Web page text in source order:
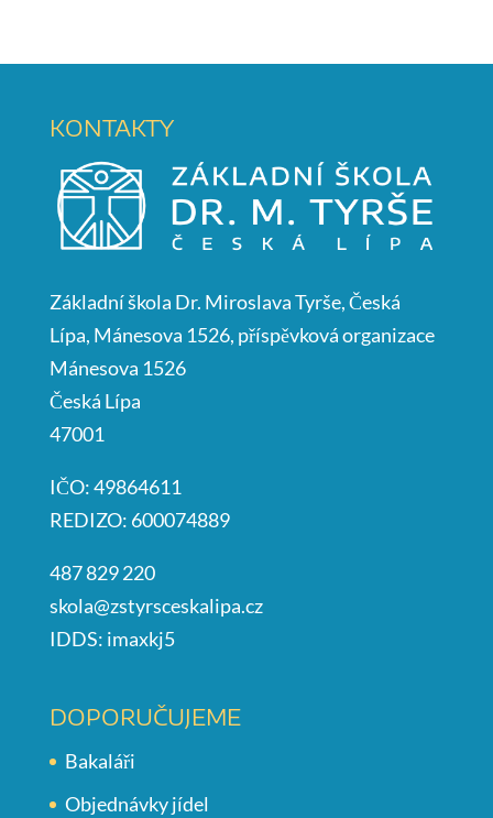
KONTAKTY
Základní škola Dr. Miroslava Tyrše, Česká
Lípa, Mánesova 1526, příspěvková organizace
Mánesova 1526
Česká Lípa
47001
IČO: 49864611
REDIZO: 600074889
487 829 220
skola@zstyrsceskalipa.cz
IDDS: imaxkj5
DOPORUČUJEME
Bakaláři
Objednávky jídel